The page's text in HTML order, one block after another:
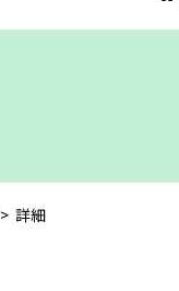
> 詳細